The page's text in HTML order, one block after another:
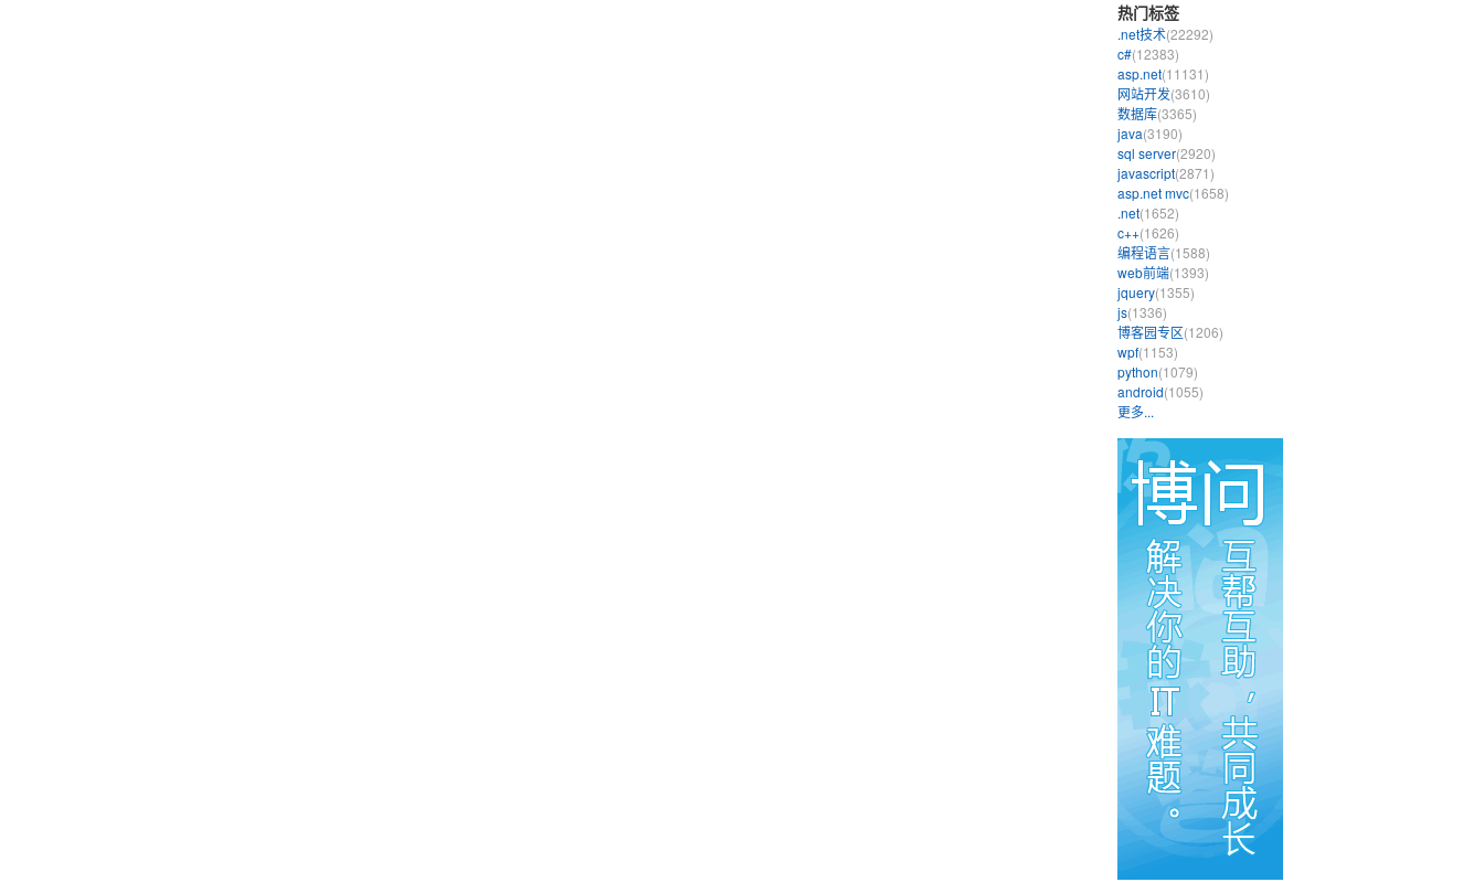
热门标签
.net技术(22292)
c#(12383)
asp.net(11131)
网站开发(3610)
数据库(3365)
java(3190)
sql server(2920)
javascript(2871)
asp.net mvc(1658)
.net(1652)
c++(1626)
编程语言(1588)
web前端(1393)
jquery(1355)
js(1336)
博客园专区(1206)
wpf(1153)
python(1079)
android(1055)
更多...